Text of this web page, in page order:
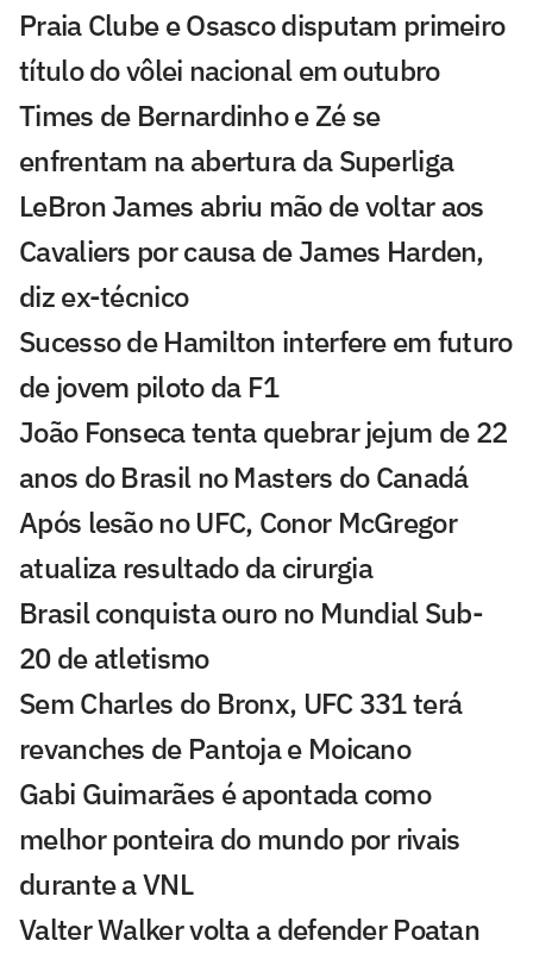
Praia Clube e Osasco disputam primeiro
título do vôlei nacional em outubro
Times de Bernardinho e Zé se
enfrentam na abertura da Superliga
LeBron James abriu mão de voltar aos
Cavaliers por causa de James Harden,
diz ex-técnico
Sucesso de Hamilton interfere em futuro
de jovem piloto da F1
João Fonseca tenta quebrar jejum de 22
anos do Brasil no Masters do Canadá
Após lesão no UFC, Conor McGregor
atualiza resultado da cirurgia
Brasil conquista ouro no Mundial Sub-
20 de atletismo
Sem Charles do Bronx, UFC 331 terá
revanches de Pantoja e Moicano
Gabi Guimarães é apontada como
melhor ponteira do mundo por rivais
durante a VNL
Valter Walker volta a defender Poatan